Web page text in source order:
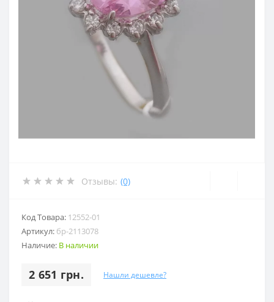
Отзывы: (0)
Код Товара: 12552-01
Артикул: бр-2113078
Наличие: В наличии
2 651 грн. Нашли дешевле?